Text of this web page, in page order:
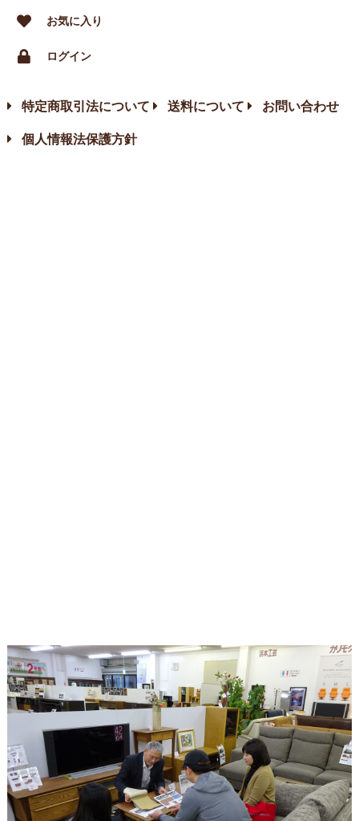
お気に入り
ログイン
特定商取引法について 送料について お問い合わせ
個人情報法保護方針